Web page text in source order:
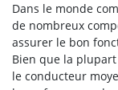
Dans le monde
de nombreux
assurer le bon
Bien que la
le conducteur